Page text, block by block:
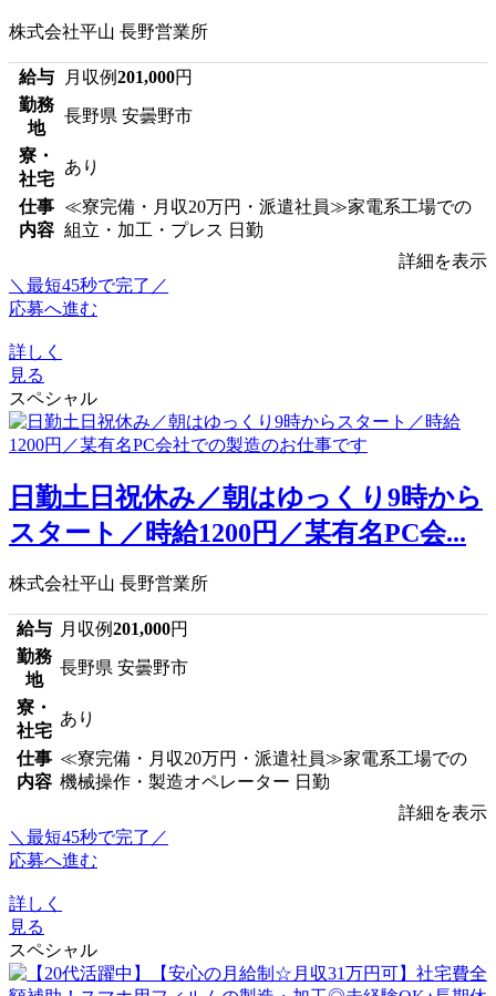
株式会社平山 長野営業所
給与 月収例201,000円
勤務
地
長野県 安曇野市
寮・
社宅
あり
仕事
内容
≪寮完備・月収20万円・派遣社員≫家電系工場での
組立・加工・プレス 日勤
詳細を表示
＼最短45秒で完了／
応募へ進む
詳しく
見る
スペシャル
日勤土日祝休み／朝はゆっくり9時から
スタート／時給1200円／某有名PC会...
株式会社平山 長野営業所
給与 月収例201,000円
勤務
地
長野県 安曇野市
寮・
社宅
あり
仕事
内容
≪寮完備・月収20万円・派遣社員≫家電系工場での
機械操作・製造オペレーター 日勤
詳細を表示
＼最短45秒で完了／
応募へ進む
詳しく
見る
スペシャル